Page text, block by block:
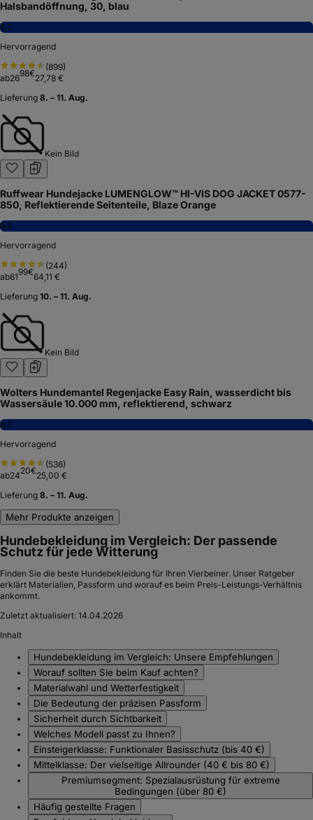
Halsbandöffnung, 30, blau
8,2
Hervorragend
(899)
ab2698€27,78 €
Lieferung 8. – 11. Aug.
Kein Bild
Ruffwear Hundejacke LUMENGLOW™ HI-VIS DOG JACKET 0577-
850, Reflektierende Seitenteile, Blaze Orange
8,3
Hervorragend
(244)
ab6199€64,11 €
Lieferung 10. – 11. Aug.
Kein Bild
Wolters Hundemantel Regenjacke Easy Rain, wasserdicht bis
Wassersäule 10.000 mm, reflektierend, schwarz
8,0
Hervorragend
(536)
ab2420€25,00 €
Lieferung 8. – 11. Aug.
Mehr Produkte anzeigen
Hundebekleidung im Vergleich: Der passende
Schutz für jede Witterung
Finden Sie die beste Hundebekleidung für Ihren Vierbeiner. Unser Ratgeber
erklärt Materialien, Passform und worauf es beim Preis-Leistungs-Verhältnis
ankommt.
Zuletzt aktualisiert: 14.04.2026
Inhalt
Hundebekleidung im Vergleich: Unsere Empfehlungen
Worauf sollten Sie beim Kauf achten?
Materialwahl und Wetterfestigkeit
Die Bedeutung der präzisen Passform
Sicherheit durch Sichtbarkeit
Welches Modell passt zu Ihnen?
Einsteigerklasse: Funktionaler Basisschutz (bis 40 €)
Mittelklasse: Der vielseitige Allrounder (40 € bis 80 €)
Premiumsegment: Spezialausrüstung für extreme
Bedingungen (über 80 €)
Häufig gestellte Fragen